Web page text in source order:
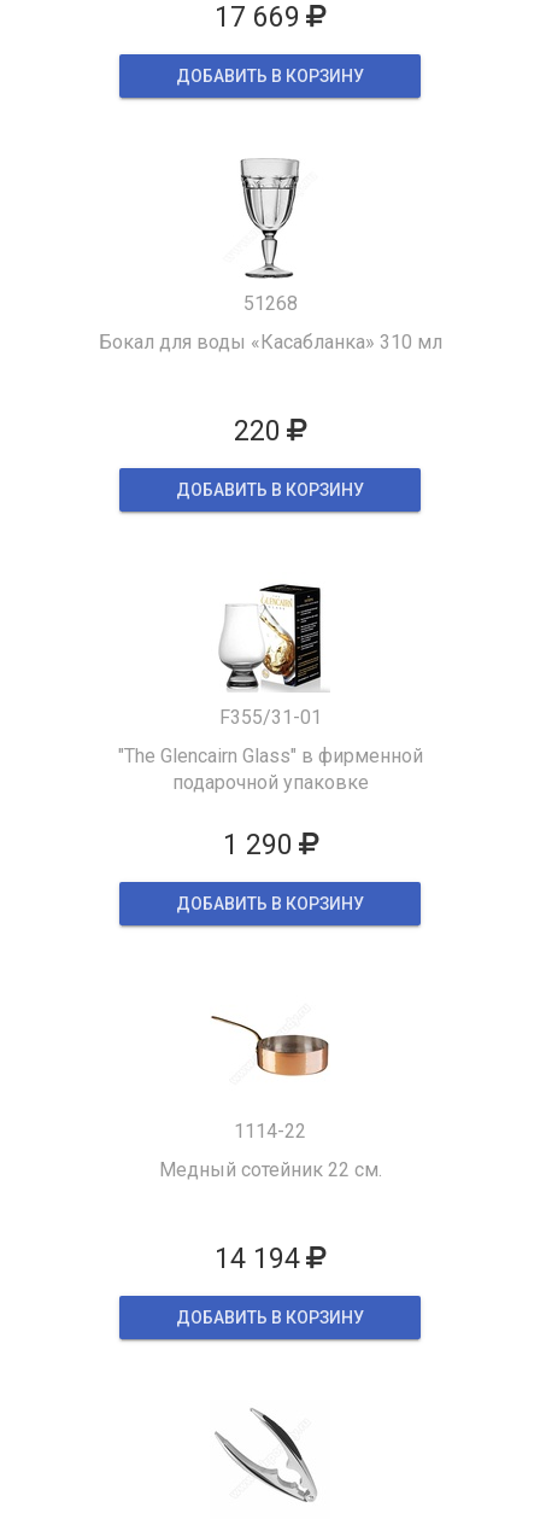
17 669
ДОБАВИТЬ В КОРЗИНУ
51268
Бокал для воды «Касабланка» 310 мл
220
ДОБАВИТЬ В КОРЗИНУ
F355/31-01
"The Glencairn Glass" в фирменной
подарочной упаковке
1 290
ДОБАВИТЬ В КОРЗИНУ
1114-22
Медный сотейник 22 см.
14 194
ДОБАВИТЬ В КОРЗИНУ